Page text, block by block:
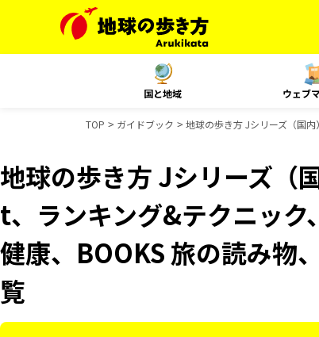
国と地域 ウェブ
TOP ガイドブック 地球の歩き方 Jシリーズ（国
地球の歩き方 Jシリーズ（
t、ランキング&テクニック
健康、BOOKS 旅の読み物
覧